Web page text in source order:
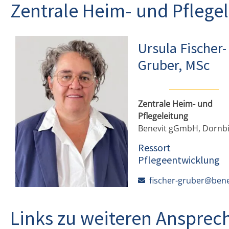
Zentrale Heim- und
Ursula Fischer-
Gruber, MSc
Zentrale Heim- und
Pflegeleitung
Benevit gGmbH,
Ressort
Pflegeentwicklung
fischer-
Links zu weiteren